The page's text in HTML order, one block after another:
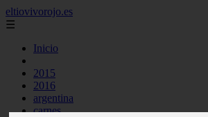
eltiovivorojo.es
☰
Inicio
2015
2016
argentina
carnes